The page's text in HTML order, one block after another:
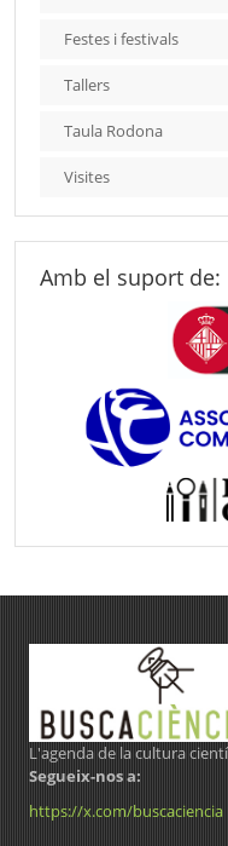
Festes i festivals
Tallers
Taula Rodona
Visites
Amb el suport de:
L'agenda de la cultura
Segueix-nos a:
https://x.com/buscaciencia